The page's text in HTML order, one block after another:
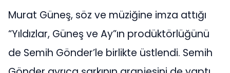
Murat Güneş, söz ve müziğine imza attığı
“Yıldızlar, Güneş ve Ay”ın prodüktörlüğünü
de Semih Gönder’le birlikte üstlendi. Semih